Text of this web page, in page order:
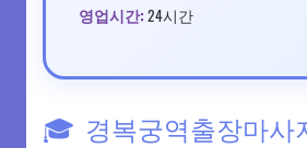
영업시간: 24시간
경복궁역출장마사